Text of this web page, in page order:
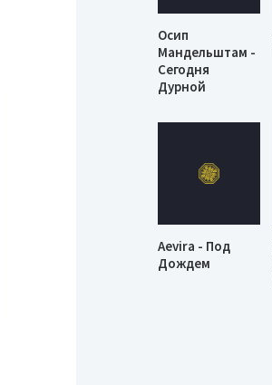
Осип
Мандельштам -
Сегодня
Дурной
Aevira - Под
Дождем